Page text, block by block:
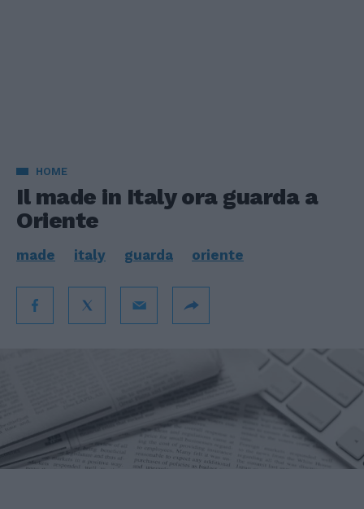
HOME
Il made in Italy ora guarda a
Oriente
made italy guarda oriente